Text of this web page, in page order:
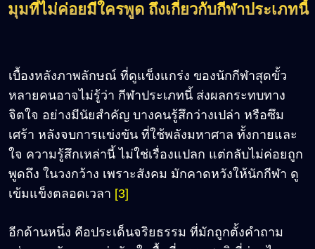
มุมที่ไม่ค่อยมีใครพูด ถึงเกี่ยวกับกีฬาประเภทนี้
เบื้องหลังภาพลักษณ์ ที่ดูแข็งแกร่ง ของนักกีฬาสุดขั้ว
หลายคนอาจไม่รู้ว่า กีฬาประเภทนี้ ส่งผลกระทบทาง
จิตใจ อย่างมีนัยสำคัญ บางคนรู้สึกว่างเปล่า หรือซึม
เศร้า หลังจบการแข่งขัน ที่ใช้พลังมหาศาล ทั้งกายและ
ใจ ความรู้สึกเหล่านี้ ไม่ใช่เรื่องแปลก แต่กลับไม่ค่อยถูก
พูดถึง ในวงกว้าง เพราะสังคม มักคาดหวังให้นักกีฬา ดู
เข้มแข็งตลอดเวลา [3]
อีกด้านหนึ่ง คือประเด็นจริยธรรม ที่มักถูกตั้งคำถาม